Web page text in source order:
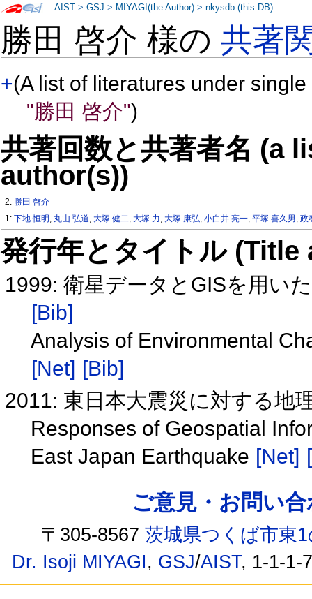
勝田 啓介 様の共著
+(A list of literatures under
"勝田 啓介")
共著回数と共著者名 (a
author(s))
2: 勝田 啓介
1:下地 恒明 , 丸山 弘道,大塚 健二,大塚 力,大塚 康弘,小白井 亮一,平塚 喜久男,政
発行年とタイトル
1999: 衛星データとGISを用い
[Bib]
Analysis of Environmental
[Net] [Bib]
2011: 東日本大震災に対する地
Responses of Geospatial
East Japan Earthquake [Net]
AIST >GSJ > MIYAGI(the Author) >nkysdb (this DB)
ご意見・お問い
〒305-8567茨城県つくば市東
Dr. Isoji MIYAGI, GSJ/AIST, 1-1-1-